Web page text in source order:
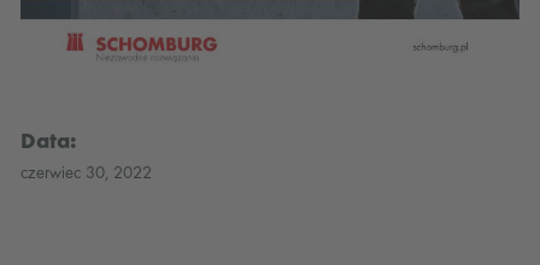
Data:
czerwiec 30, 2022